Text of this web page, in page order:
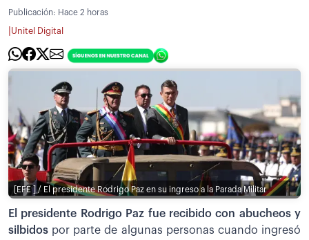
Publicación: Hace 2 horas
Unitel Digital
[EFE ] / El presidente Rodrigo Paz en su ingreso a la Parada Militar
El presidente Rodrigo Paz fue recibido con abucheos y
silbidos por parte de algunas personas cuando ingresó